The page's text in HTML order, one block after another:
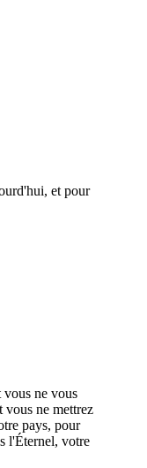
et pour
vous ne vous
vous ne mettrez
pays, pour
l'Éternel, votre